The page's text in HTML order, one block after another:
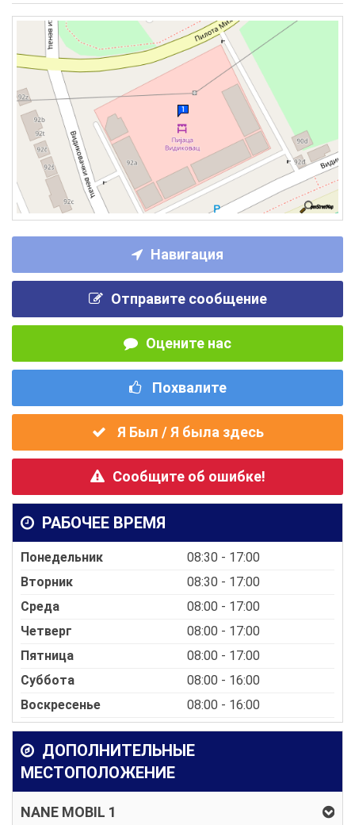
Навигация
Отправите сообщение
Оцените нас
Похвалите
Я Был / Я была здесь
Сообщите об ошибке!
РАБОЧЕЕ ВРЕМЯ
Понедельник
08:30 - 17:00
Вторник
08:30 - 17:00
Среда
08:00 - 17:00
Четверг
08:00 - 17:00
Пятница
08:00 - 17:00
Суббота
08:00 - 16:00
Воскресенье
08:00 - 16:00
ДОПОЛНИТЕЛЬНЫЕ
МЕСТОПОЛОЖЕНИЕ
NANE MOBIL 1